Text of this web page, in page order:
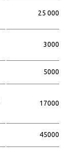
25 000
3000
5000
17000
45000